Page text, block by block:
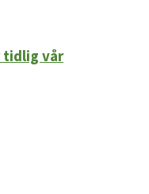
tidlig vår